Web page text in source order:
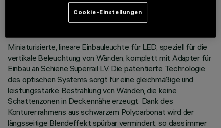
LETZTES UPDATE: 18.06.2026
Miniaturisierte, lineare Einbauleuchte für LED, speziell für die
vertikale Beleuchtung von Wänden, komplett mit Adapter für
Einbau an Schiene Superrail LV. Die patentierte Technologie
des optischen Systems sorgt für eine gleichmäßige und
leistungsstarke Bestrahlung von Wänden, die keine
Schattenzonen in Deckennähe erzeugt. Dank des
Konturenrahmens aus schwarzem Polycarbonat wird der
längsseitige Blendeffekt spürbar vermindert, so dass immer
Cookie-Einstellungen